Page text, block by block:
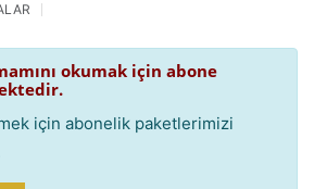
okumak için abone
için abonelik paketlerimizi